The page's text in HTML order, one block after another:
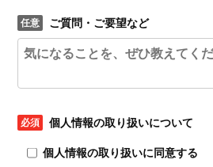
ご質問・ご要望など
個人情報の取り扱いについて
個人情報の取り扱いに同意する